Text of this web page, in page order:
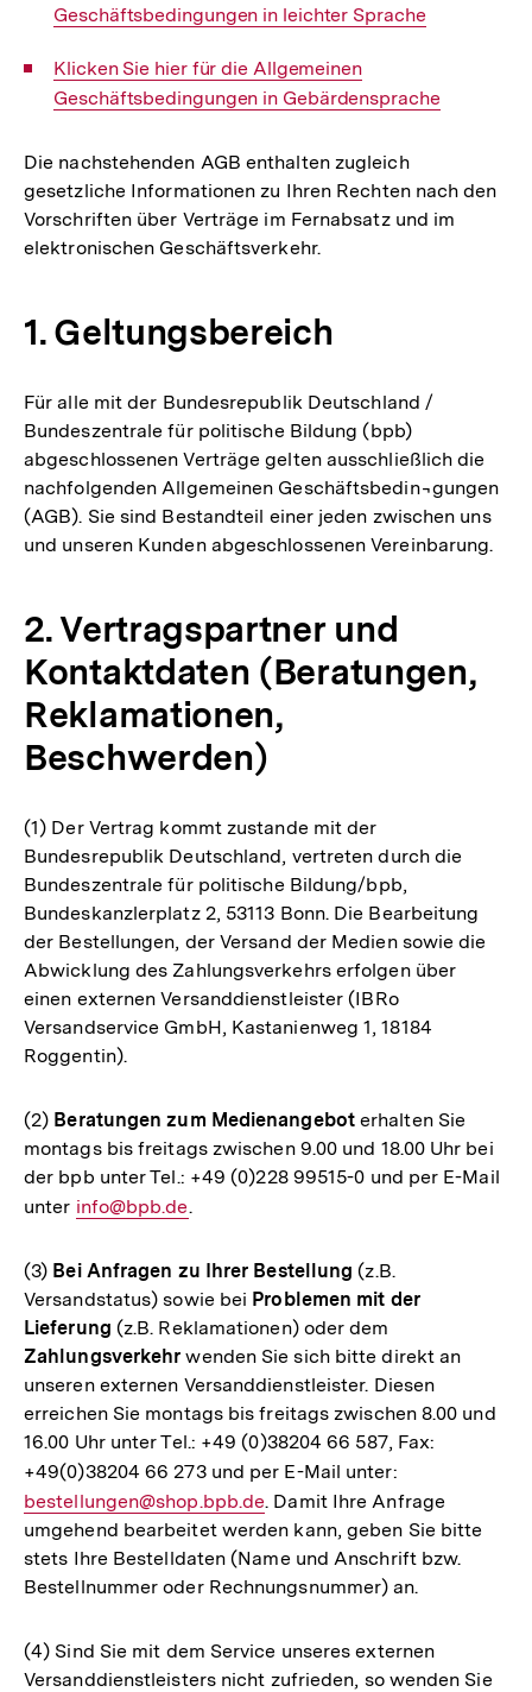
Link:
Geschäftsbedingungen in leichter Sprache
Interner
Link:
Klicken Sie hier für die Allgemeinen
Geschäftsbedingungen in Gebärdensprache
Die nachstehenden AGB enthalten zugleich
gesetzliche Informationen zu Ihren Rechten nach den
Vorschriften über Verträge im Fernabsatz und im
elektronischen Geschäftsverkehr.
1. Geltungsbereich
Für alle mit der Bundesrepublik Deutschland /
Bundeszentrale für politische Bildung (bpb)
abgeschlossenen Verträge gelten ausschließlich die
nachfolgenden Allgemeinen Geschäftsbedin¬gungen
(AGB). Sie sind Bestandteil einer jeden zwischen uns
und unseren Kunden abgeschlossenen Vereinbarung.
2. Vertragspartner und
Kontaktdaten (Beratungen,
Reklamationen,
Beschwerden)
(1) Der Vertrag kommt zustande mit der
Bundesrepublik Deutschland, vertreten durch die
Bundeszentrale für politische Bildung/bpb,
Bundeskanzlerplatz 2, 53113 Bonn. Die Bearbeitung
der Bestellungen, der Versand der Medien sowie die
Abwicklung des Zahlungsverkehrs erfolgen über
einen externen Versanddienstleister (IBRo
Versandservice GmbH, Kastanienweg 1, 18184
Roggentin).
(2) Beratungen zum Medienangeboterhalten Sie
montags bis freitags zwischen 9.00 und 18.00 Uhr bei
der bpb unter Tel.: +49 (0)228 99515-0 und per E-Mail
unter E-
Link:
info@bpb.de.
(3) Bei Anfragen zu Ihrer Bestellung (z.B.
Versandstatus) sowie bei Problemen mit der
Lieferung (z.B. Reklamationen) oder dem
Zahlungsverkehr wenden Sie sich bitte direkt an
unseren externen Versanddienstleister. Diesen
erreichen Sie montags bis freitags zwischen 8.00 und
16.00 Uhr unter Tel.: +49 (0)38204 66 587, Fax:
+49(0)38204 66 273 und per E-Mail unter:
Mail
Link:
bestellungen@shop.bpb.de. Damit Ihre Anfrage
umgehend bearbeitet werden kann, geben Sie bitte
stets Ihre Bestelldaten (Name und Anschrift bzw.
Bestellnummer oder Rechnungsnummer) an.
(4) Sind Sie mit dem Service unseres externen
Versanddienstleisters nicht zufrieden, so wenden Sie